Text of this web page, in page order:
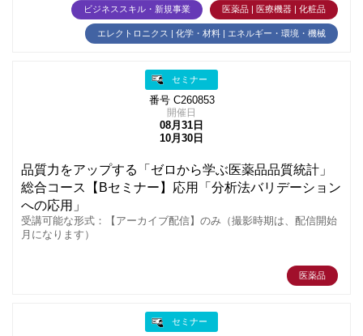
ビジネススキル・新規事業 医薬品 | 医療機器 | 化粧品
エレクトロニクス | 化学・材料 | エネルギー・環境・機械
セミナー
番号 C260853
開催日
08月31日
10月30日
品質力をアップする「ゼロから学ぶ医薬品品質統計」
総合コース【Bセミナー】応用「分析法バリデーション
への応用」
受講可能な形式：【アーカイブ配信】のみ（撮影時期は、配信開始
月になります）
医薬品
セミナー